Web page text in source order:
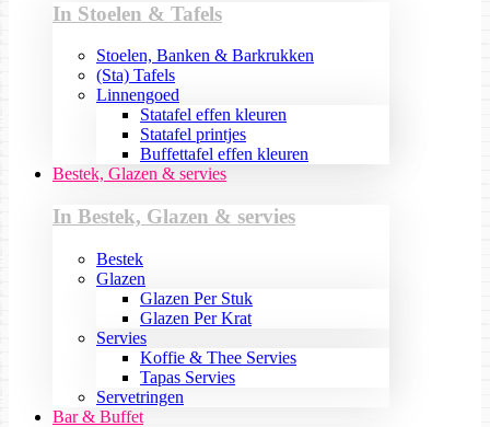
In Stoelen & Tafels
Stoelen, Banken & Barkrukken
(Sta) Tafels
Linnengoed
Statafel effen kleuren
Statafel printjes
Buffettafel effen kleuren
Bestek, Glazen & servies
In Bestek, Glazen & servies
Bestek
Glazen
Glazen Per Stuk
Glazen Per Krat
Servies
Koffie & Thee Servies
Tapas Servies
Servetringen
Bar & Buffet